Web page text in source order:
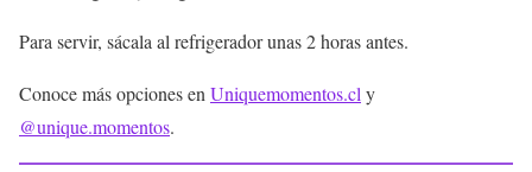
Para servir, sácala al refrigerador unas 2 horas antes.
Conoce más opciones en Uniquemomentos.cl y
@unique.momentos.